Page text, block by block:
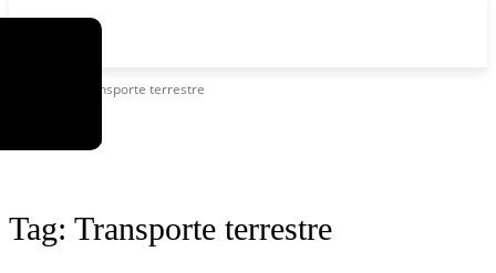
Transporte terrestre
Tag: Transporte terrestre